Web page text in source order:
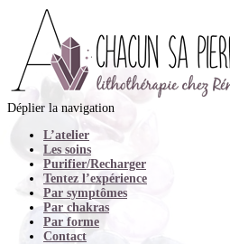
Déplier la navigation
L’atelier
Les soins
Purifier/Recharger
Tentez l’expérience
Par symptômes
Par chakras
Par forme
Contact